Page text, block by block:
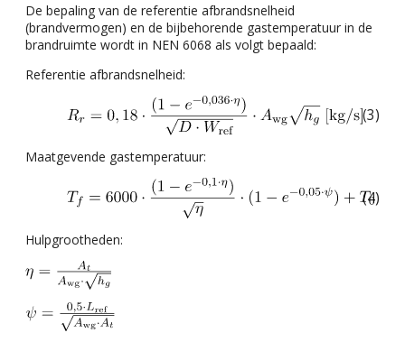
De bepaling van de referentie afbrandsnelheid
(brandvermogen) en de bijbehorende gastemperatuur in de
brandruimte wordt in NEN 6068 als volgt bepaald:
Referentie afbrandsnelheid:
(3)
Maatgevende gastemperatuur:
(4)
Hulpgrootheden: